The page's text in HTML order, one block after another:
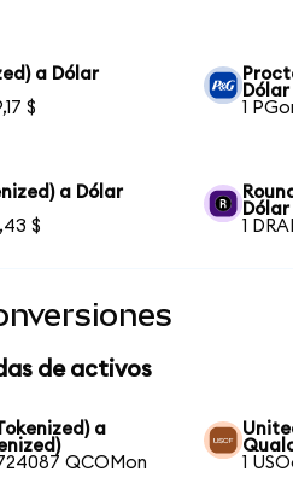
a Dólar
$
1
a Dólar
$
1
de activos
a
QCOMon
1